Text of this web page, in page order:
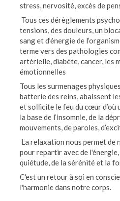
stress, nervosité, excès de
Tous ces dérèglements
tensions, des douleurs, un
sang et d’énergie de
terme vers des pathologies
artérielle, diabète, cancer, les
émotionnelles
Tous les surmenages
batterie des reins, abaissent
et sollicite le feu du cœur d’où
la base de l’insomnie, de la
mouvements, de paroles,
La relaxation nous permet de
pour repartir avec de l'énergie,
quiétude, de la sérénité et la
C'est un retour à soi en
l'harmonie dans notre corps.